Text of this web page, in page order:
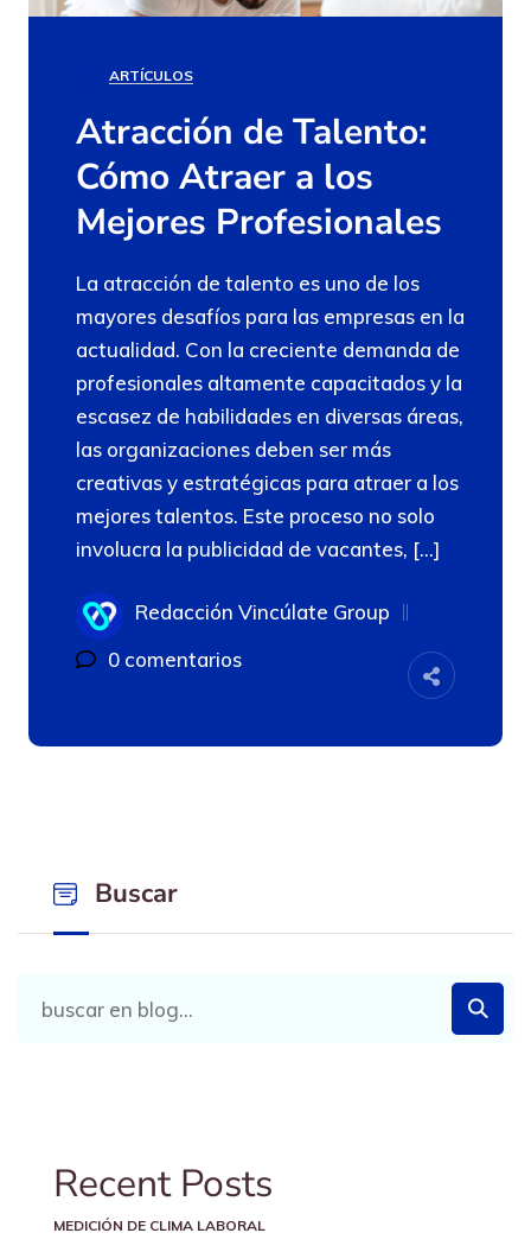
ARTÍCULOS
Atracción de Talento:
Cómo Atraer a los
Mejores Profesionales
La atracción de talento es uno de los
mayores desafíos para las empresas en la
actualidad. Con la creciente demanda de
profesionales altamente capacitados y la
escasez de habilidades en diversas áreas,
las organizaciones deben ser más
creativas y estratégicas para atraer a los
mejores talentos. Este proceso no solo
involucra la publicidad de vacantes, […]
Redacción Vincúlate Group
0 comentarios
Buscar
Recent Posts
MEDICIÓN DE CLIMA LABORAL